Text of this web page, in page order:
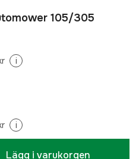
105/305
i
i
Lägg i varukorgen